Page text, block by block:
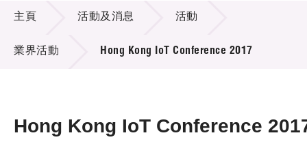
技術商品化
項目及資助計劃
活動及消息
活動及消息
主頁 活動及消息 活動
業界活動 Hong Kong IoT Conference 2017
Hong Kong IoT Conference